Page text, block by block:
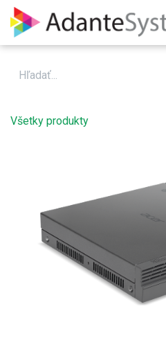
Skip to Content
Všetky produkty